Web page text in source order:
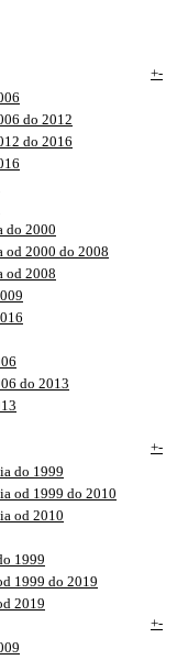
+-
do 2012
do 2016
do 2000
od 2000 do 2008
od 2008
do 2013
+-
do 1999
od 1999 do 2010
od 2010
1999
1999 do 2019
2019
+-